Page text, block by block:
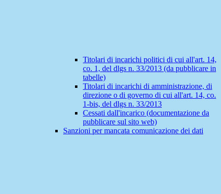
Titolari di incarichi politici di cui all'art. 14,
co. 1, del dlgs n. 33/2013 (da pubblicare in
tabelle)
Titolari di incarichi di amministrazione, di
direzione o di governo di cui all'art. 14, co.
1-bis, del dlgs n. 33/2013
Cessati dall'incarico (documentazione da
pubblicare sul sito web)
Sanzioni per mancata comunicazione dei dati